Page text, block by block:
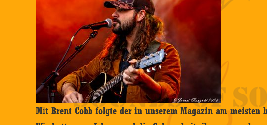
Mit Brent Cobb folgte der in unserem Magazin am meisten